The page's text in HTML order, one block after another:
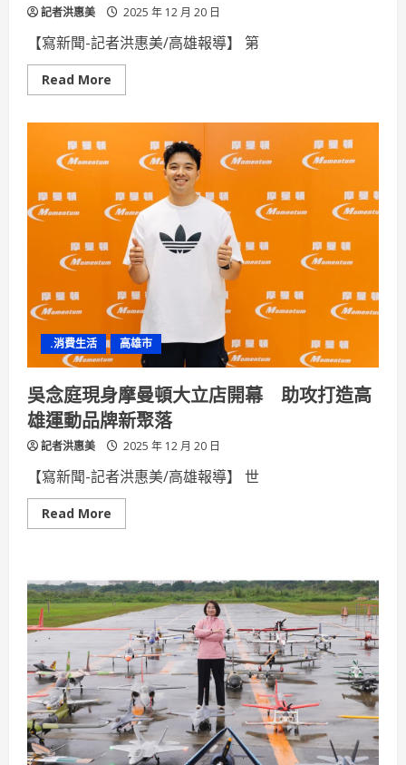
記者洪惠美 2025 年 12 月 20 日
【寫新聞-記者洪惠美/高雄報導】 第
Read More
more
集
愛
心
對」
岡
山
購
廣
場
熱
鬧
登
場
.消費生活 高雄市
吳念庭現身摩曼頓大立店開幕 助攻打造高
雄運動品牌新聚落
記者洪惠美 2025 年 12 月 20 日
【寫新聞-記者洪惠美/高雄報導】 世
Read More
more
庭
現
身
摩
曼
大
立
店
開
幕
助
攻
打
造